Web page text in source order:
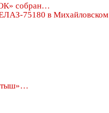
собран…
75180 в Михайловском